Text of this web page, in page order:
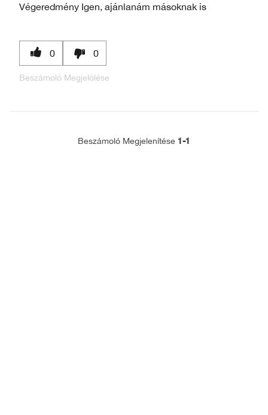
Végeredmény Igen, ajánlanám másoknak is
0 0
Beszámoló Megjelölése
Beszámoló Megjelenítése 1-1